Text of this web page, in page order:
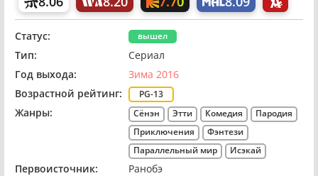
Статус: вышел
Тип:
Сериал
Год выхода:
Зима 2016
Возрастной рейтинг:
PG-13
Жанры: Сёнэн Этти Комедия
Пародия
Приключения
Фэнтези
Параллельный мир
Исэкай
Первоисточник:
Ранобэ